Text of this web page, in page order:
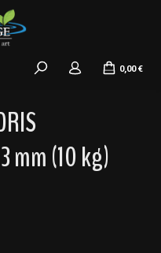
0,00 €
mm (10 kg)